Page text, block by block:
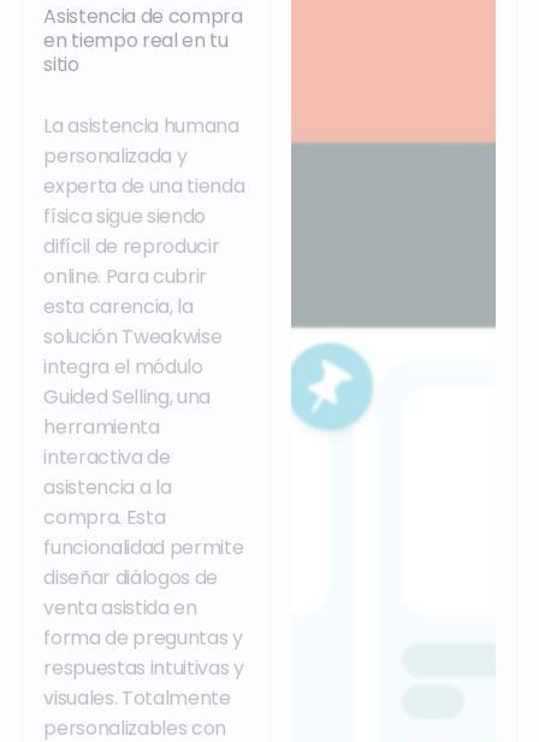
Asistencia de compra
en tiempo real en tu
sitio
La asistencia humana
personalizada y
experta de una tienda
física sigue siendo
difícil de reproducir
online. Para cubrir
esta carencia, la
solución Tweakwise
integra el módulo
Guided Selling, una
herramienta
interactiva de
asistencia a la
compra. Esta
funcionalidad permite
diseñar diálogos de
venta asistida en
forma de preguntas y
respuestas intuitivas y
visuales. Totalmente
personalizables con